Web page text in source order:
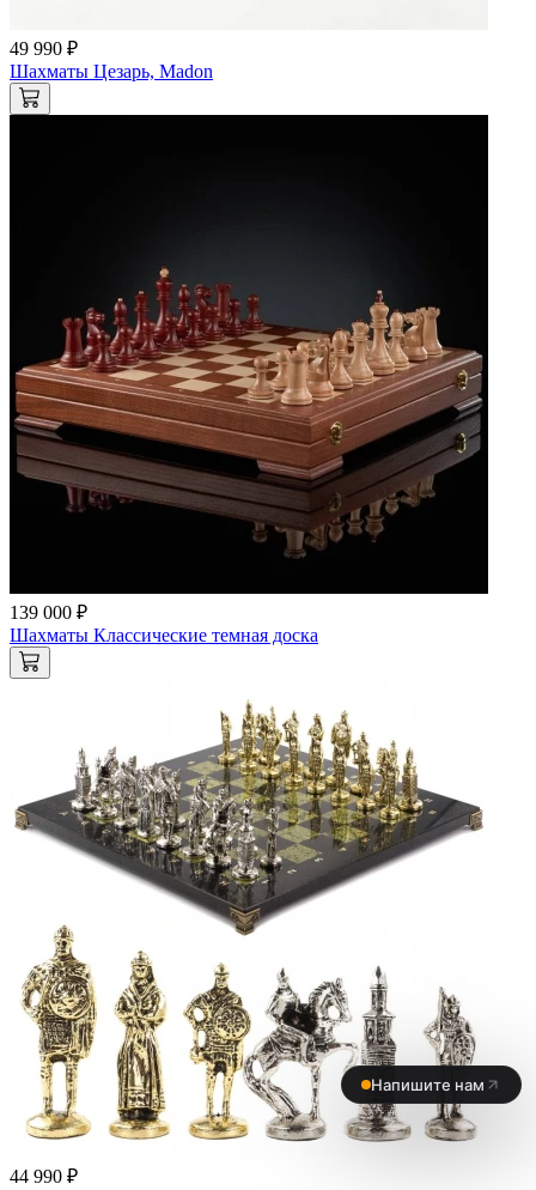
49 990 ₽
Шахматы Цезарь, Madon
139 000 ₽
Шахматы Классические темная доска
44 990 ₽